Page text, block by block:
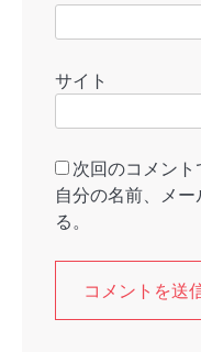
サイト
次回のコメン
自分の名前、メ
る。